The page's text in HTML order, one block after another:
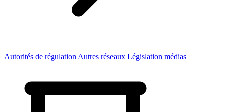
Autorités de régulation Autres réseaux Législation médias